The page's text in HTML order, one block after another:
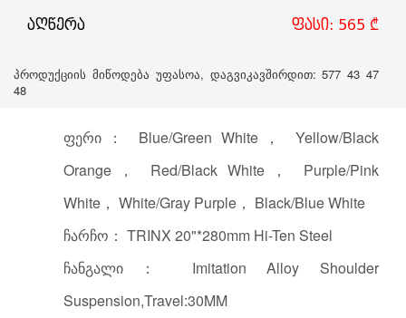
აღწერა ფასი: 565 ₾
პროდუქციის მიწოდება უფასოა, დაგვიკავშირდით: 577 43 47
48
ფერი： Blue/Green White， Yellow/Black
Orange， Red/Black White， Purple/Pink
White， White/Gray Purple， Black/Blue White
ჩარჩო： TRINX 20"*280mm Hi-Ten Steel
ჩანგალი： Imitation Alloy Shoulder
Suspension,Travel:30MM